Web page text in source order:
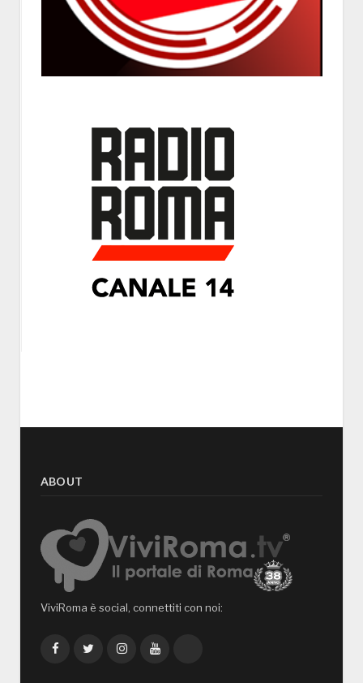
ABOUT
ViviRoma è social, connettiti con noi:
FacebookTwitterInstagramYouTube